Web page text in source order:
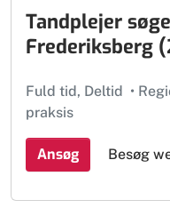
Tandplejer
Frederiksberg
Fuld tid, Deltid •
praksis
Ansøg Besøg